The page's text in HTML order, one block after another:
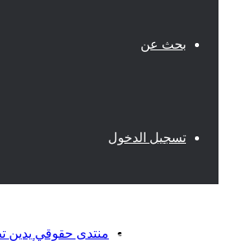
بحث عن
تسجيل الدخول
فيسبوك
منتدى حقوقي يدين